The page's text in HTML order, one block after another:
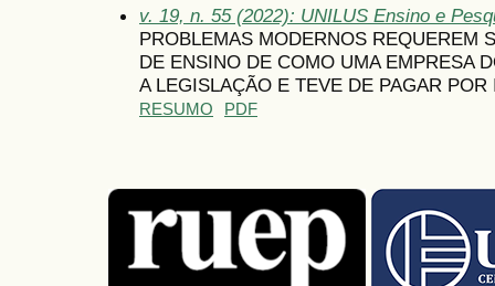
v. 19, n. 55 (2022): UNILUS Ensino e
PROBLEMAS MODERNOS REQUEREM
DE ENSINO DE COMO UMA EMPRESA
A LEGISLAÇÃO E TEVE DE PAGAR POR
RESUMO PDF